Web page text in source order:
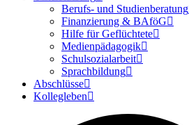
Berufs- und Studienberatung
Finanzierung & BAföG
Hilfe für Geflüchtete
Medienpädagogik
Schulsozialarbeit
Sprachbildung
Abschlüsse
Kollegleben